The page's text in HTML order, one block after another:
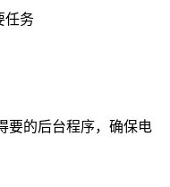
任务
要的后台程序，确保电